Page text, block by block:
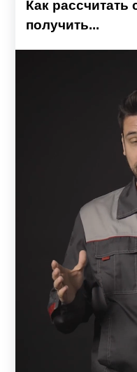
Как рассчитать
получить...